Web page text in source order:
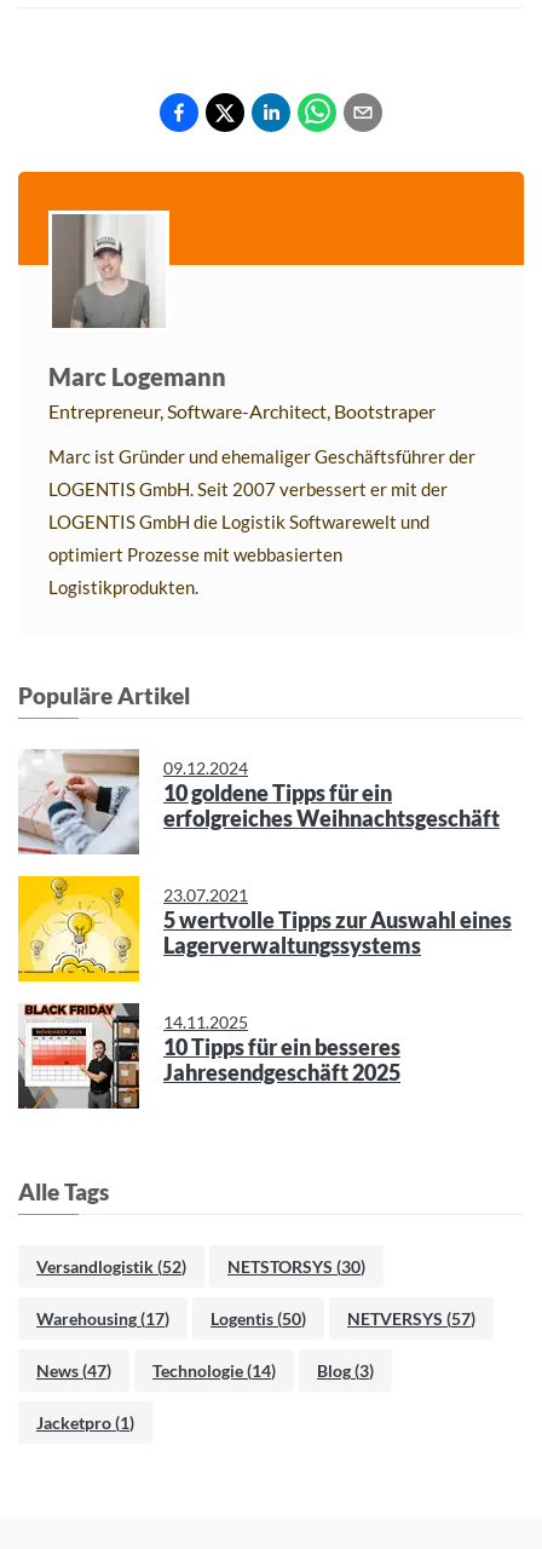
Marc Logemann
Entrepreneur, Software-Architect, Bootstraper
Marc ist Gründer und ehemaliger Geschäftsführer der
LOGENTIS GmbH. Seit 2007 verbessert er mit der
LOGENTIS GmbH die Logistik Softwarewelt und
optimiert Prozesse mit webbasierten
Logistikprodukten.
Populäre Artikel
09.12.2024
10 goldene Tipps für ein
erfolgreiches Weihnachtsgeschäft
23.07.2021
5 wertvolle Tipps zur Auswahl eines
Lagerverwaltungssystems
14.11.2025
10 Tipps für ein besseres
Jahresendgeschäft 2025
Alle Tags
Versandlogistik(52) NETSTORSYS (30)
Warehousing(17) Logentis(50) NETVERSYS (57)
News(47) Technologie(14) Blog(3)
Jacketpro(1)